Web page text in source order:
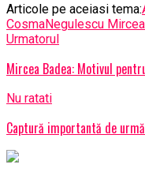
Articole pe aceiasi tema:
CosmaNegulescu Mircea
Urmatorul
Mircea Badea: Motivul
Nu ratati
Captură importantă de